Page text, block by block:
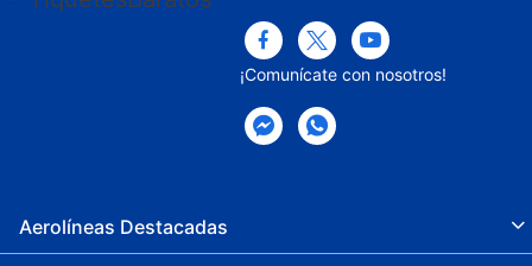
Valet parking
¡Comunícate con nosotros!
Aerolíneas Destacadas